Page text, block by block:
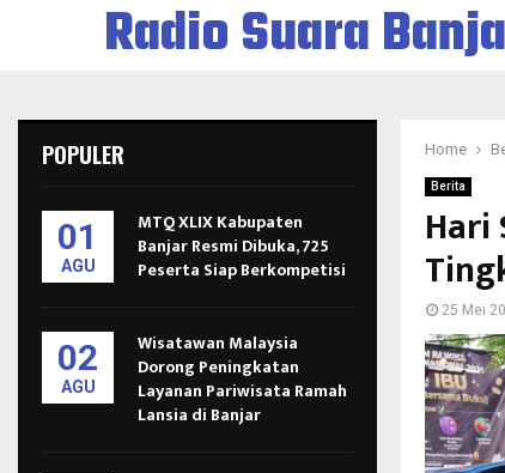
Radio Suara
Home
Berita
Hari
25 Mei
POPULER
01
AGU
MTQ XLIX Kabupaten
Banjar Resmi Dibuka, 725
Peserta Siap Berkompetisi
02
AGU
Wisatawan Malaysia
Dorong Peningkatan
Layanan Pariwisata Ramah
Lansia di Banjar